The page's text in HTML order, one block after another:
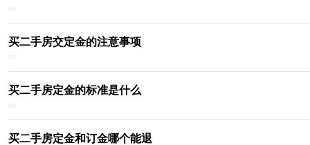
买二手房交定金的注意事项
买二手房定金的标准是什么
买二手房定金和订金哪个能退